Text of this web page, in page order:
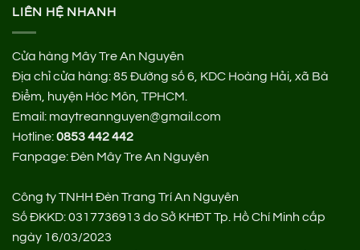
LIÊN HỆ NHANH
Cửa hàng Mây Tre An Nguyên
Địa chỉ cửa hàng:85 Đường số 6, KDC Hoàng Hải, xã Bà
Điểm, huyện Hóc Môn, TPHCM.
Email: maytreannguyen@gmail.com
Hotline:0853 442 442
Fanpage:Đèn Mây Tre An Nguyên
Công ty TNHH Đèn Trang Trí An Nguyên
Số ĐKKD: 0317736913 do Sở KHĐT Tp. Hồ Chí Minh cấp
ngày 16/03/2023